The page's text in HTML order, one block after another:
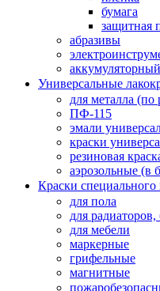
бумага
защитная
абразивы
Универсальные
для металла (по
ПФ-115
эмали
краски
резиновая
аэрозольные (в
Краски специального
для пола
для радиаторов,
для мебели
маркерные
грифельные
магнитные